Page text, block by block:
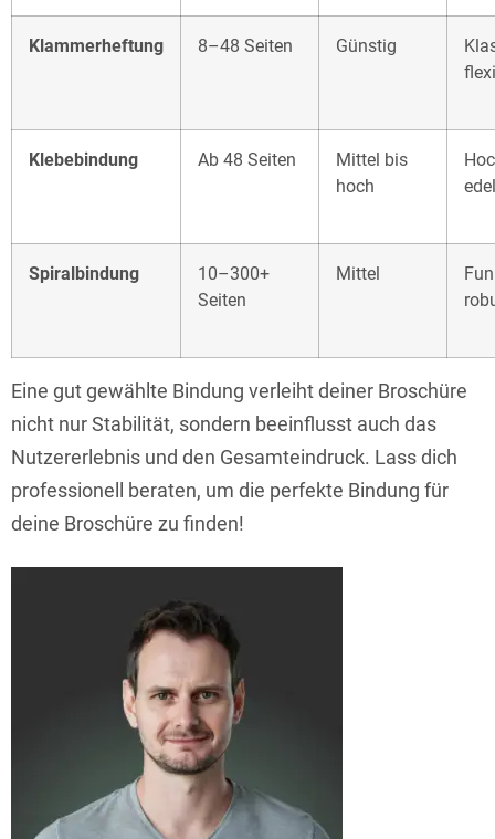
Klammerheftung 8–48 Seiten Günstig
Klebebindung Ab 48 Seiten
Mittel bis
hoch
edel
Spiralbindung
10–300+
Seiten
Mittel
Eine gut gewählte Bindung verleiht deiner Broschüre
nicht nur Stabilität, sondern beeinflusst auch das
Nutzererlebnis und den Gesamteindruck. Lass dich
professionell beraten, um die perfekte Bindung für
deine Broschüre zu finden!